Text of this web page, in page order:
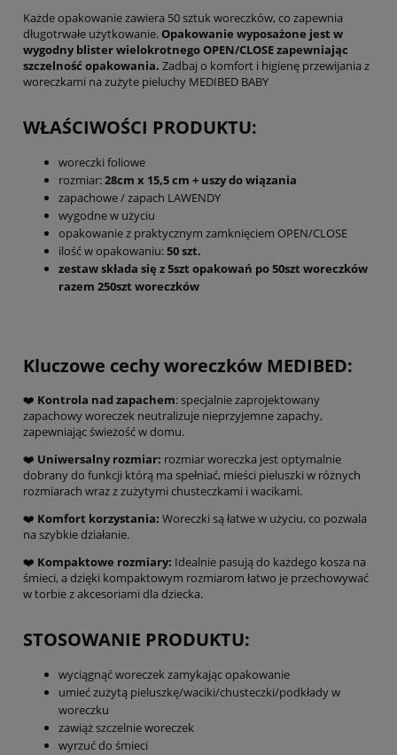
Każde opakowanie zawiera 50 sztuk woreczków, co zapewnia
długotrwałe użytkowanie.Opakowanie wyposażone jest w
wygodny blister wielokrotnego OPEN/CLOSE zapewniając
szczelność opakowania. Zadbaj o komfort i higienę przewijania z
woreczkami na zużyte pieluchy MEDIBED BABY
WŁAŚCIWOŚCI PRODUKTU:
woreczki foliowe
rozmiar:28cm x 15,5 cm + uszy do wiązania
zapachowe / zapach LAWENDY
wygodne w użyciu
opakowanie z praktycznym zamknięciem OPEN/CLOSE
ilość w opakowaniu:50 szt.
zestaw składa się z 5szt opakowań po 50szt woreczków
razem 250szt woreczków
Kluczowe cechy woreczków MEDIBED:
❤️ Kontrola nad zapachem: specjalnie zaprojektowany
zapachowy woreczek neutralizuje nieprzyjemne zapachy,
zapewniając świeżość w domu.
❤️ Uniwersalny rozmiar: rozmiar woreczka jest optymalnie
dobrany do funkcji którą ma spełniać, mieści pieluszki w różnych
rozmiarach wraz z zużytymi chusteczkami i wacikami.
❤️ Komfort korzystania: Woreczki są łatwe w użyciu, co pozwala
na szybkie działanie.
❤️ Kompaktowe rozmiary: Idealnie pasują do każdego kosza na
śmieci, a dzięki kompaktowym rozmiarom łatwo je przechowywać
w torbie z akcesoriami dla dziecka.
STOSOWANIE PRODUKTU:
wyciągnąć woreczek zamykając opakowanie
umieć zużytą pieluszkę/waciki/chusteczki/podkłady w
woreczku
zawiąż szczelnie woreczek
wyrzuć do śmieci